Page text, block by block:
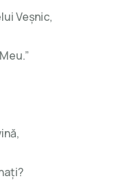
Veșnic,